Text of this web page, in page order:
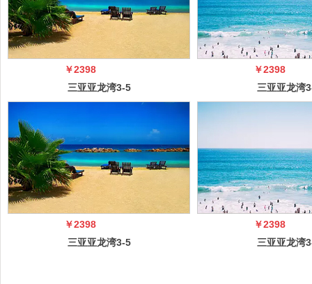
￥2398
三亚亚龙湾3-5
日自由行（5
￥2398
三亚亚龙湾
日自由行（
￥2398
三亚亚龙湾3-5
￥2398
三亚亚龙湾